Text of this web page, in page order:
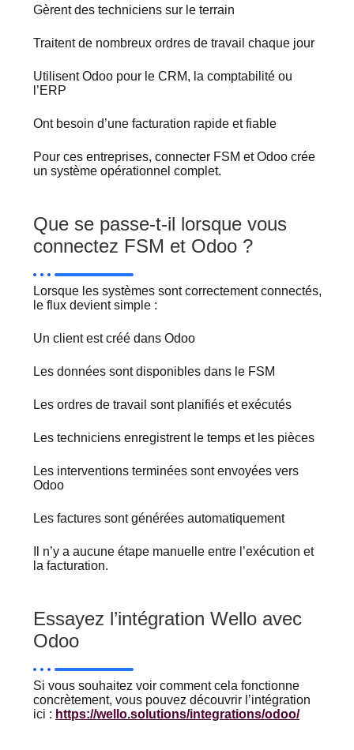
Gèrent des techniciens sur le terrain
Traitent de nombreux ordres de travail chaque jour
Utilisent Odoo pour le CRM, la comptabilité ou
l’ERP
Ont besoin d’une facturation rapide et fiable
Pour ces entreprises, connecter FSM et Odoo crée
un système opérationnel complet.
Que se passe-t-il lorsque vous
connectez FSM et Odoo ?
Lorsque les systèmes sont correctement connectés,
le flux devient simple :
Un client est créé dans Odoo
Les données sont disponibles dans le FSM
Les ordres de travail sont planifiés et exécutés
Les techniciens enregistrent le temps et les pièces
Les interventions terminées sont envoyées vers
Odoo
Les factures sont générées automatiquement
Il n’y a aucune étape manuelle entre l’exécution et
la facturation.
Essayez l’intégration Wello avec
Odoo
Si vous souhaitez voir comment cela fonctionne
concrètement, vous pouvez découvrir l’intégration
ici : https://wello.solutions/integrations/odoo/